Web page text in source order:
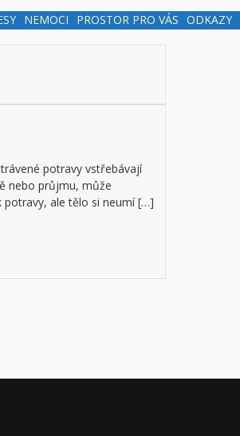
NEMOCI PROSTOR PRO VÁS ODKAZY
potravy vstřebávají
nebo průjmu, může
potravy, ale tělo si neumí […]